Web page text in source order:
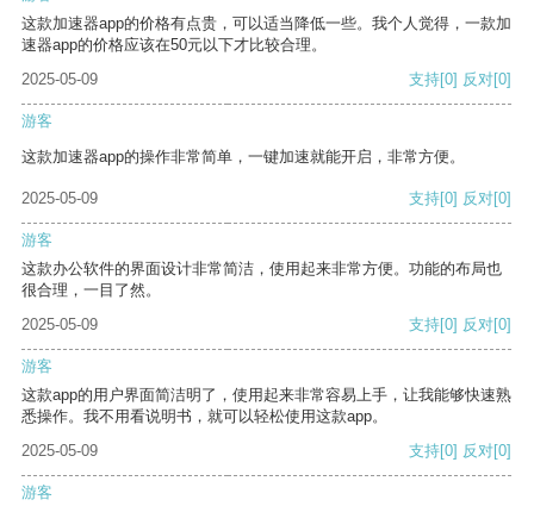
这款加速器app的价格有点贵，可以适当降低一些。我个人觉得，一款加
速器app的价格应该在50元以下才比较合理。
2025-05-09
支持[0] 反对[0]
游客
这款加速器app的操作非常简单，一键加速就能开启，非常方便。
2025-05-09 支持[0] 反对[0]
游客
这款办公软件的界面设计非常简洁，使用起来非常方便。功能的布局也
很合理，一目了然。
2025-05-09
支持[0] 反对[0]
游客
这款app的用户界面简洁明了，使用起来非常容易上手，让我能够快速熟
悉操作。我不用看说明书，就可以轻松使用这款app。
2025-05-09
支持[0] 反对[0]
游客